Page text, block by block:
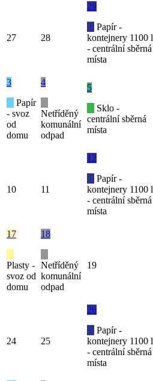
27 28
29
Papír -
kontejnery 1100 l
- centrální sběrná
místa
3
Papír
- svoz
od
domu
4
Netříděný
komunální
odpad
5
Sklo -
centrální sběrná
místa
10 11
12
Papír -
kontejnery 1100 l
- centrální sběrná
místa
17
Plasty -
svoz od
domu
18
Netříděný
komunální
odpad
19
24 25
26
Papír -
kontejnery 1100 l
- centrální sběrná
místa